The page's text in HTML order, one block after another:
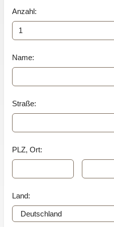
Anzahl:
Name:
Straße:
PLZ, Ort:
Land: